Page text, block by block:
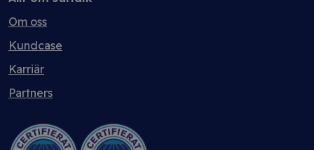
Om oss
Kundcase
Karriär
Partners